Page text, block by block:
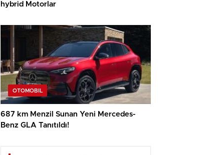
hybrid Motorlar
OTOMOBIL
687 km Menzil Sunan Yeni Mercedes-
Benz GLA Tanıtıldı!